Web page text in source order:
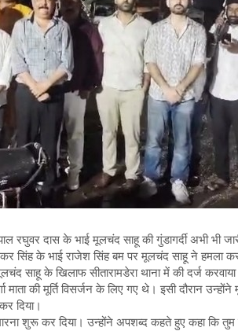
रघुवर दास के भाई मूलचंद साहू की गुंडागर्दी अभी भी
सिंह के भाई राजेश सिंह बम पर मूलचंद साहू ने हमला
साहू के खिलाफ सीतारामडेरा थाना में की दर्ज करवाया
माता की मूर्ति विसर्जन के लिए गए थे। इसी दौरान
दिया।
शुरू कर दिया। उन्होंने अपशब्द कहते हुए कहा कि तुम